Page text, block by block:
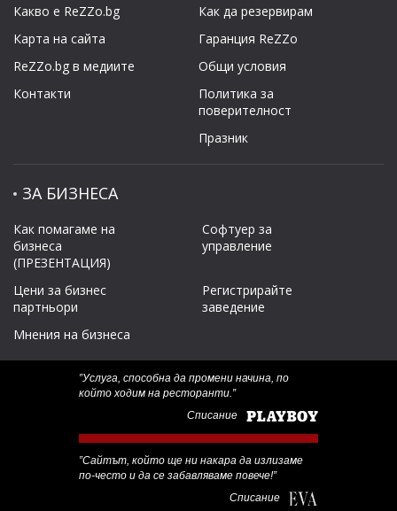
Какво е ReZZo.bg
Карта на сайта
ReZZo.bg в медиите
Контакти
Как да резервирам
Гаранция ReZZo
Общи условия
Политикa за
поверителност
Празник
ЗА БИЗНЕСА
Как помагаме на
бизнеса
(ПРЕЗЕНТАЦИЯ)
Софтуер за
управление
Цени за бизнес
партньори
Регистрирайте
заведение
Мнения на бизнеса
‟Услуга, способна да промени начина, по
който ходим на ресторанти.”
Списание
‟Сайтът, който ще ни накара да излизаме
по-често и да се забавляваме повече!”
Списание